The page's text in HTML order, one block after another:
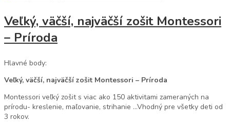
Veľký, väčší, najväčší zošit Montessori
– Príroda
Hlavné body:
Veľký, väčší, najväčší zošit Montessori – Príroda
Montessori veľký zošit s viac ako 150 aktivitami zameraných na
prírodu- kreslenie, maľovanie, strihanie …Vhodný pre všetky deti od
3 rokov.